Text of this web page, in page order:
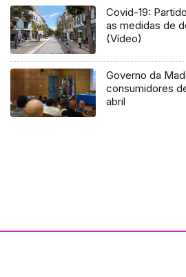
Covid-19:
as medidas de
(Vídeo)
Governo da
consumidores
abril